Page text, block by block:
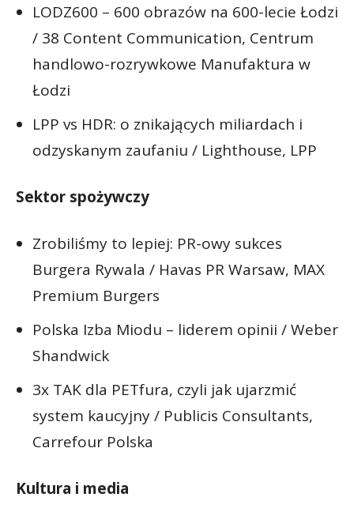
LODZ600 – 600 obrazów na 600-lecie Łodzi
/ 38 Content Communication, Centrum
handlowo-rozrywkowe Manufaktura w
Łodzi
LPP vs HDR: o znikających miliardach i
odzyskanym zaufaniu / Lighthouse, LPP
Sektor spożywczy
Zrobiliśmy to lepiej: PR-owy sukces
Burgera Rywala / Havas PR Warsaw, MAX
Premium Burgers
Polska Izba Miodu – liderem opinii / Weber
Shandwick
3x TAK dla PETfura, czyli jak ujarzmić
system kaucyjny / Publicis Consultants,
Carrefour Polska
Kultura i media